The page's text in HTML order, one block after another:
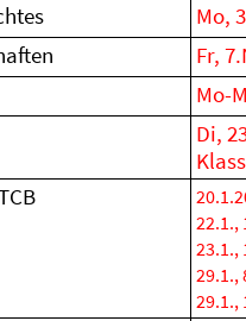
Mo,
Fr,
Mo-
Di,
22.1.,
23.1.,
29.1.,
29.1.,